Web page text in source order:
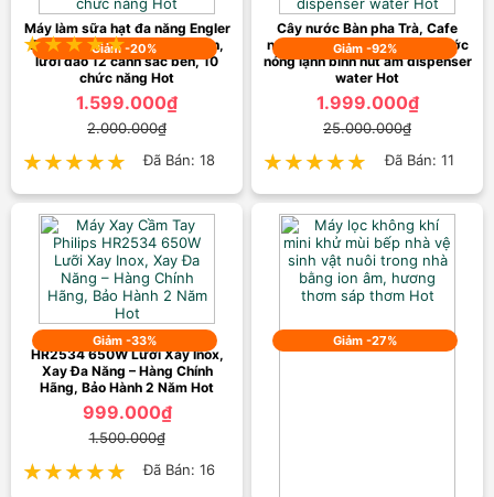
2.350.000₫
★★★★★
★★★★★ Đã Bán: 12
Giảm -20%
Máy làm sữa hạt đa năng Engler
EL25 dung tích 1.5L chống ồn,
lưỡi dao 12 cánh sắc bén, 10
chức năng Hot
1.599.000₫
2.000.000₫
★★★★★
★★★★★ Đã Bán: 18
Giảm -92%
Cây nước Bàn pha Trà, Cafe
nóng lạnh FUJIHOME, cây nước
nóng lạnh bình hút âm dispenser
water Hot
1.999.000₫
25.000.000₫
★★★★★
★★★★★ Đã Bán: 11
Giảm -33%
Máy Xay Cầm Tay Philips
HR2534 650W Lưỡi Xay Inox,
Xay Đa Năng – Hàng Chính
Hãng, Bảo Hành 2 Năm Hot
999.000₫
1.500.000₫
★★★★★
★★★★★ Đã Bán: 16
Giảm -27%